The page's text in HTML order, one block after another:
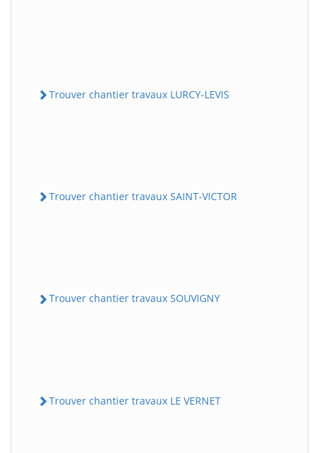
Trouver chantier travaux LURCY-LEVIS
Trouver chantier travaux SAINT-VICTOR
Trouver chantier travaux SOUVIGNY
Trouver chantier travaux LE VERNET